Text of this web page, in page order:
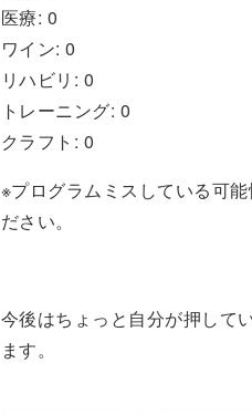
医療: 0
ワイン: 0
リハビリ: 0
トレーニング: 0
クラフト: 0
※プログラムミスしている可
ださい。
今後はちょっと自分が押して
ます。